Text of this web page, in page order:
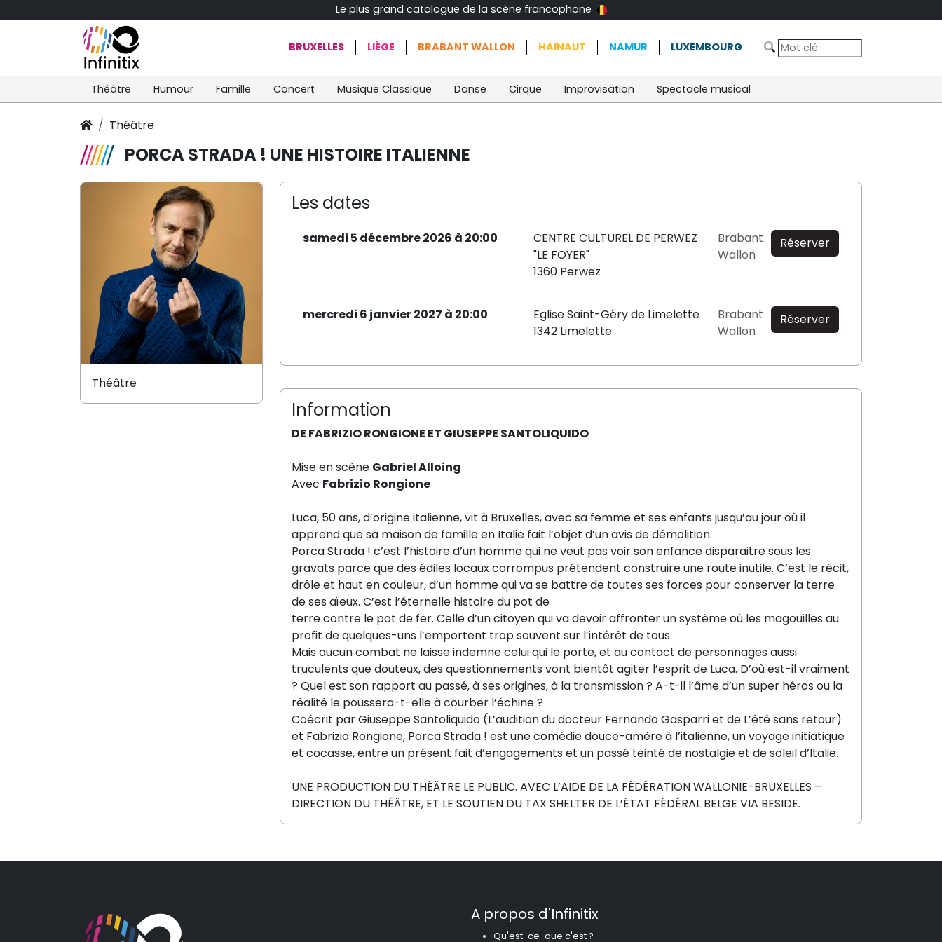
Le plus grand catalogue de la scène francophone
BRUXELLES LIÈGE BRABANT WALLON HAINAUT NAMUR LUXEMBOURG
Théâtre Humour Famille Concert Musique Classique Danse Cirque Improvisation Spectacle musical
Théâtre
PORCA STRADA ! UNE HISTOIRE ITALIENNE
Les dates
samedi 5 décembre 2026 à 20:00
CENTRE CULTUREL DE PERWEZ
"LE FOYER"
1360 Perwez
Brabant
Wallon
Réserver
mercredi 6 janvier 2027 à 20:00
Eglise Saint-Géry de Limelette
1342 Limelette
Brabant
Wallon
Réserver
Information
DE FABRIZIO RONGIONE ET GIUSEPPE SANTOLIQUIDO
Mise en scène Gabriel Alloing
Avec Fabrizio Rongione
Luca, 50 ans, d’origine italienne, vit à Bruxelles, avec sa femme et ses enfants jusqu’au jour où il
apprend que sa maison de famille en Italie fait l’objet d’un avis de démolition.
Porca Strada ! c’est l’histoire d’un homme qui ne veut pas voir son enfance disparaitre sous les
gravats parce que des édiles locaux corrompus prétendent construire une route inutile. C’est le récit,
drôle et haut en couleur, d’un homme qui va se battre de toutes ses forces pour conserver la terre
de ses aïeux. C’est l’éternelle histoire du pot de
terre contre le pot de fer. Celle d’un citoyen qui va devoir affronter un système où les magouilles au
profit de quelques-uns l’emportent trop souvent sur l’intérêt de tous.
Mais aucun combat ne laisse indemne celui qui le porte, et au contact de personnages aussi
truculents que douteux, des questionnements vont bientôt agiter l’esprit de Luca. D’où est-il vraiment
? Quel est son rapport au passé, à ses origines, à la transmission ? A-t-il l’âme d’un super héros ou la
réalité le poussera-t-elle à courber l’échine ?
Coécrit par Giuseppe Santoliquido (L’audition du docteur Fernando Gasparri et de L’été sans retour)
et Fabrizio Rongione, Porca Strada ! est une comédie douce-amère à l’italienne, un voyage initiatique
et cocasse, entre un présent fait d’engagements et un passé teinté de nostalgie et de soleil d’Italie.
UNE PRODUCTION DU THÉÂTRE LE PUBLIC. AVEC L’AIDE DE LA FÉDÉRATION WALLONIE-BRUXELLES –
DIRECTION DU THÉÂTRE, ET LE SOUTIEN DU TAX SHELTER DE L’ÉTAT FÉDÉRAL BELGE VIA BESIDE.
Théâtre
A propos d'Infinitix
Qu'est-ce-que c'est ?